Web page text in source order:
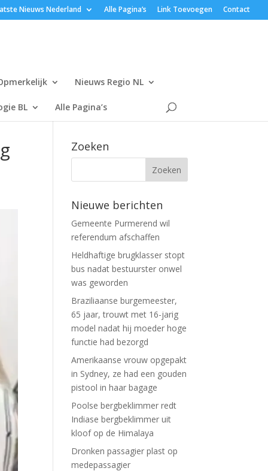
Nieuws Nederland Alle Pagina’s Link Toevoegen Contact
Nieuws Regio NL
BL Alle Pagina’s
Zoeken
Nieuwe berichten
Gemeente Purmerend wil
referendum afschaffen
Heldhaftige brugklasser stopt
bus nadat bestuurster onwel
was geworden
Braziliaanse burgemeester,
65 jaar, trouwt met 16-jarig
model nadat hij moeder hoge
functie had bezorgd
Amerikaanse vrouw opgepakt
in Sydney, ze had een gouden
pistool in haar bagage
Poolse bergbeklimmer redt
Indiase bergbeklimmer uit
kloof op de Himalaya
Dronken passagier plast op
medepassagier